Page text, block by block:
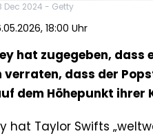
Dec 2024 - Getty
18:00 Uhr
hat zugegeben, dass
verraten, dass der
dem Höhepunkt
hat Taylor Swifts